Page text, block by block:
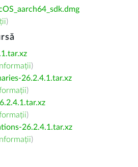
)
Informații)
26.2.4.1.tar.xz
)
)
26.2.4.1.tar.xz
Informații)